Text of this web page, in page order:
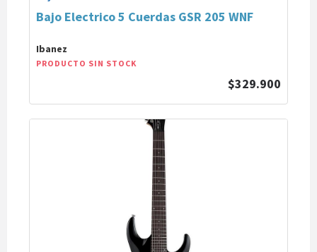
Bajo Electrico 5 Cuerdas GSR 205 WNF
Ibanez
PRODUCTO SIN STOCK
$329.900